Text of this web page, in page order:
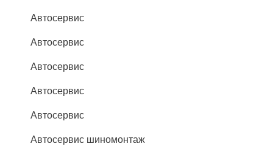
Автосервис
Автосервис
Автосервис
Автосервис
Автосервис
Автосервис шиномонтаж